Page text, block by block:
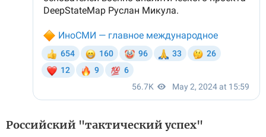
Российский "тактический успех"